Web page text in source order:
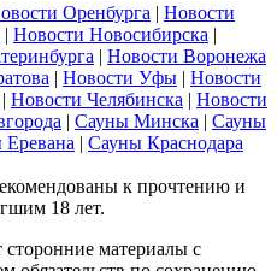
Оренбурга | Новости
| Новости Новосибирска |
| Новости Воронежа
| Новости Уфы | Новости
| Новости Челябинска | Новости
| Сауны Минска | Сауны
| Сауны Краснодара
к прочтению и
18 лет.
материалы с